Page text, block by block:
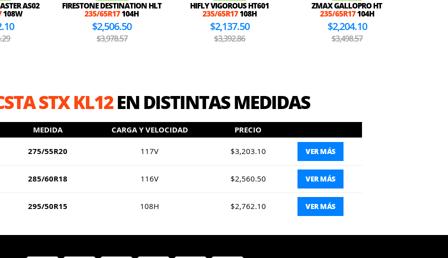
AS02
108W
FIRESTONE DESTINATION HLT
235/65R17104H
$2,506.50
$3,978.57
HIFLY VIGOROUS HT601
235/65R17108H
$2,137.50
$3,392.86
ZMAX GALLOPRO HT
235/65R17104H
$2,204.10
$3,498.57
STX KL12EN DISTINTAS MEDIDAS
MEDIDA CARGA Y VELOCIDAD PRECIO
275/55R20 117V $3,203.10 VER MÁS
285/60R18 116V $2,560.50 VER MÁS
295/50R15 108H $2,762.10 VER MÁS